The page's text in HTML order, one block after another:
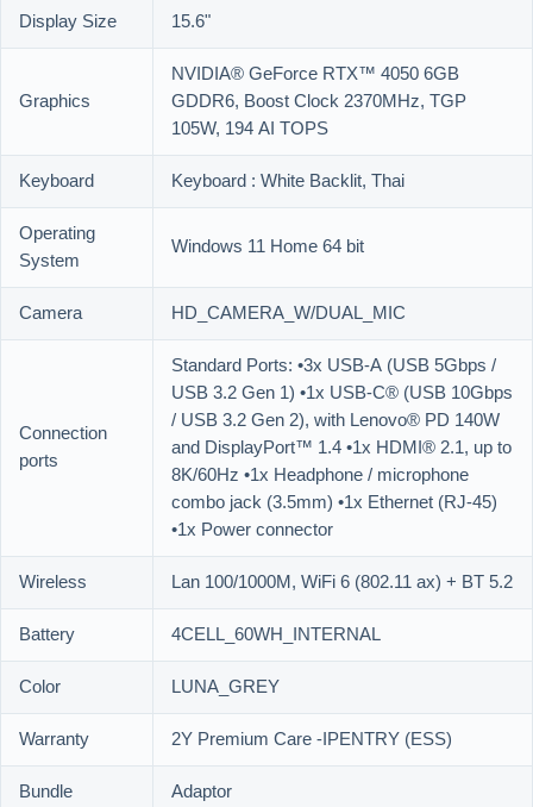
Display Size
15.6"
Graphics
NVIDIA® GeForce RTX™ 4050 6GB
GDDR6, Boost Clock 2370MHz, TGP
105W, 194 AI TOPS
Keyboard
Keyboard : White Backlit, Thai
Operating
System
Windows 11 Home 64 bit
Camera HD_CAMERA_W/DUAL_MIC
Connection
ports
Standard Ports: •3x USB-A (USB 5Gbps /
USB 3.2 Gen 1) •1x USB-C® (USB 10Gbps
/ USB 3.2 Gen 2), with Lenovo® PD 140W
and DisplayPort™ 1.4 •1x HDMI® 2.1, up to
8K/60Hz •1x Headphone / microphone
combo jack (3.5mm) •1x Ethernet (RJ-45)
•1x Power connector
Wireless
Lan 100/1000M, WiFi 6 (802.11 ax) + BT 5.2
Battery
4CELL_60WH_INTERNAL
Color
LUNA_GREY
Warranty
2Y Premium Care -IPENTRY (ESS)
Bundle
Adaptor